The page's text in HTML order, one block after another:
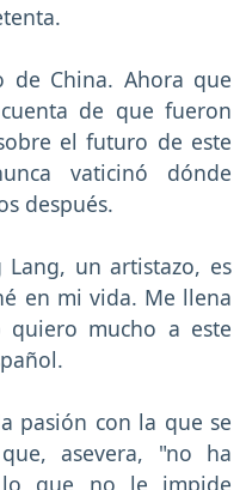
de China. Ahora que
de que fueron
el futuro de este
vaticinó dónde
después.
un artistazo, es
en mi vida. Me llena
quiero mucho a este
pasión con la que se
asevera, "no ha
que no le impide